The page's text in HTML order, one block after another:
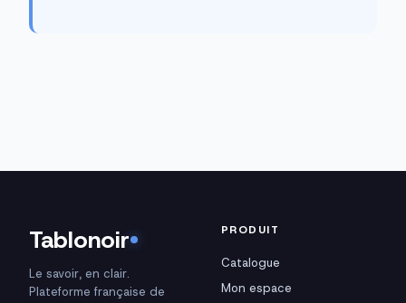
Tablonoir
Le savoir, en clair.
Plateforme française de
PRODUIT
Catalogue
Mon espace